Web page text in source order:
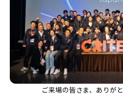
ご来場の皆さま、ありが